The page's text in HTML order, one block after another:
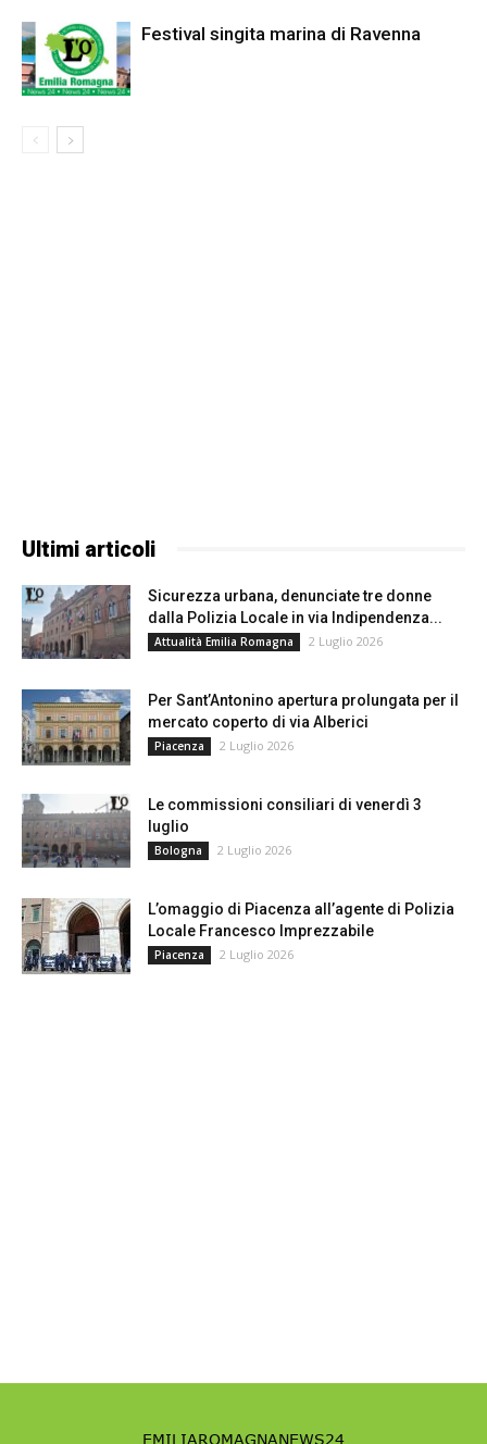
Festival singita marina di Ravenna
Ultimi articoli
Sicurezza urbana, denunciate tre donne
dalla Polizia Locale in via Indipendenza...
Attualità Emilia Romagna 2 Luglio 2026
Per Sant’Antonino apertura prolungata per il
mercato coperto di via Alberici
Piacenza 2 Luglio 2026
Le commissioni consiliari di venerdì 3
luglio
Bologna 2 Luglio 2026
L’omaggio di Piacenza all’agente di Polizia
Locale Francesco Imprezzabile
Piacenza 2 Luglio 2026